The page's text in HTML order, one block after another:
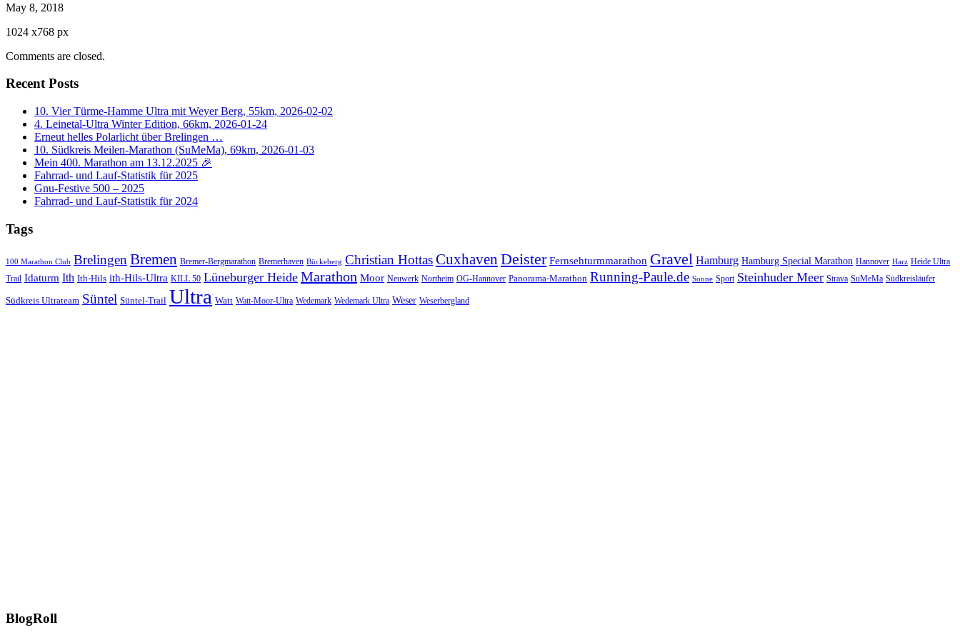
May 8, 2018
1024 x768 px
Comments are closed.
Recent Posts
10. Vier Türme-Hamme Ultra mit Weyer Berg, 55km, 2026-02-02
4. Leinetal-Ultra Winter Edition, 66km, 2026-01-24
Erneut helles Polarlicht über Brelingen …
10. Südkreis Meilen-Marathon (SuMeMa), 69km, 2026-01-03
Mein 400. Marathon am 13.12.2025 🎉
Fahrrad- und Lauf-Statistik für 2025
Gnu-Festive 500 – 2025
Fahrrad- und Lauf-Statistik für 2024
Tags
100 Marathon Club BrelingenBremen Bremer-Bergmarathon Bremerhaven Bückeberg Christian HottasCuxhaven Deister Fernsehturmmarathon Gravel Hamburg Hamburg Special Marathon Hannover Harz Heide Ultra
Trail Idaturm Ith Ith-Hils ith-Hils-Ultra KILL 50 Lüneburger Heide Marathon Moor Neuwerk Northeim OG-Hannover Panorama-Marathon Running-Paule.de Sonne Sport Steinhuder Meer Strava SuMeMa Südkreisläufer
Südkreis Ultrateam Süntel Süntel-Trail Ultra Watt Watt-Moor-Ultra Wedemark Wedemark Ultra Weser Weserbergland
BlogRoll